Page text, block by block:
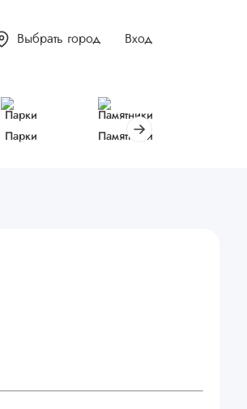
Выбрать город Вход
Парки Памятники